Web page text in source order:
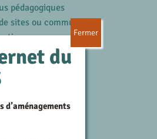
pédagogiques
sites ou communes
du
Fermer